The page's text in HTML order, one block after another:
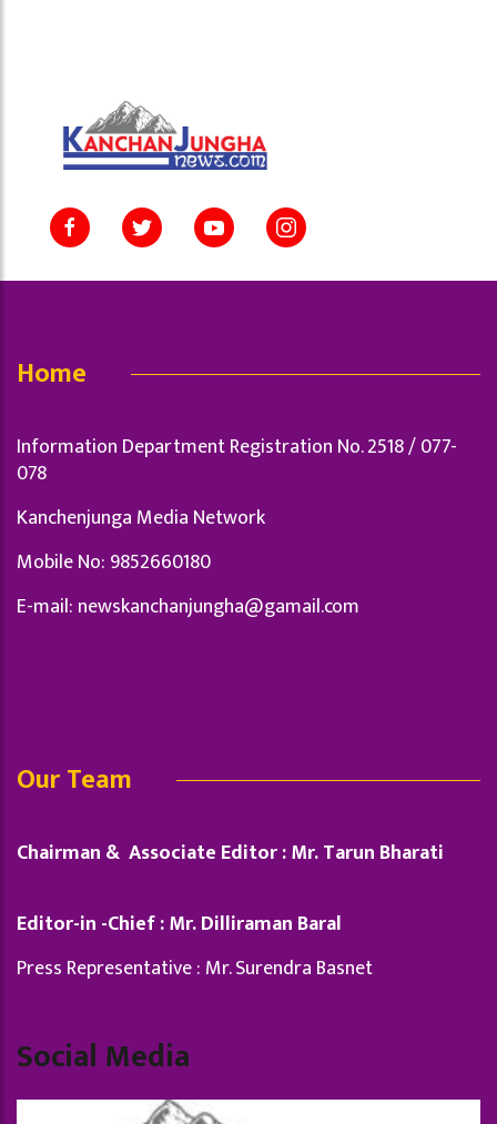
Home
Information Department Registration No. 2518 / 077-
078
Kanchenjunga Media Network
Mobile No: 9852660180
E-mail: newskanchanjungha@gamail.com
Our Team
Chairman & Associate Editor : Mr. Tarun Bharati
Editor-in -Chief : Mr. Dilliraman Baral
Press Representative : Mr. Surendra Basnet
Social Media